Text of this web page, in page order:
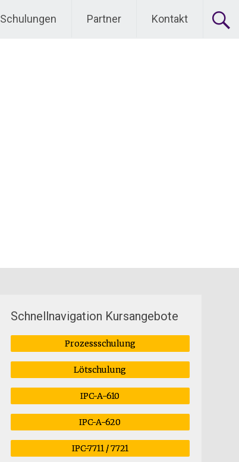
Schulungen Partner Kontakt
Schnellnavigation Kursangebote
Prozessschulung
Lötschulung
IPC-A-610
IPC-A-620
IPC-7711 / 7721